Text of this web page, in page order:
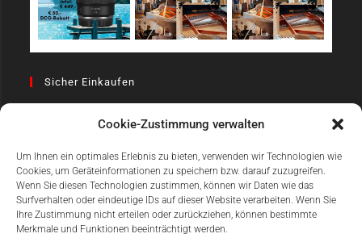
Cookie-Zustimmung verwalten
Um Ihnen ein optimales Erlebnis zu bieten, verwenden wir Technologien wie
Cookies, um Geräteinformationen zu speichern bzw. darauf zuzugreifen.
Wenn Sie diesen Technologien zustimmen, können wir Daten wie das
Surfverhalten oder eindeutige IDs auf dieser Website verarbeiten. Wenn Sie
Ihre Zustimmung nicht erteilen oder zurückziehen, können bestimmte
Merkmale und Funktionen beeinträchtigt werden.
Sicher Einkaufen
Einfach Online Bezahlen